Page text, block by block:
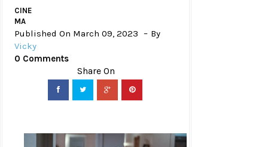
CINE
MA
Published On March 09, 2023
By
Vicky
0 Comments